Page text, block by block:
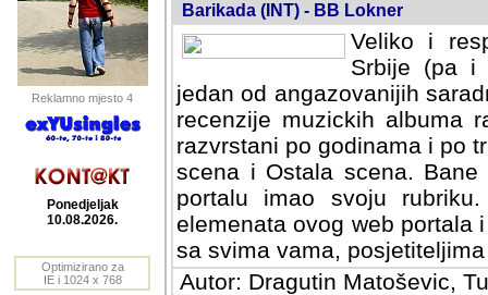
Reklamno mjesto 4
Ponedjeljak
10.08.2026.
Optimizirano za
IE i 1024 x 768
Barikada (INT) - BB Lokner
Veliko i
Srbije (pa i
jedan od angazovanijih
recenzije muzickih albuma
razvrstani po godinama i po
scena i Ostala scena.
portalu imao svoju
elemenata ovog web portala
sa svima vama,
Autor: Dragutin Matoševic,